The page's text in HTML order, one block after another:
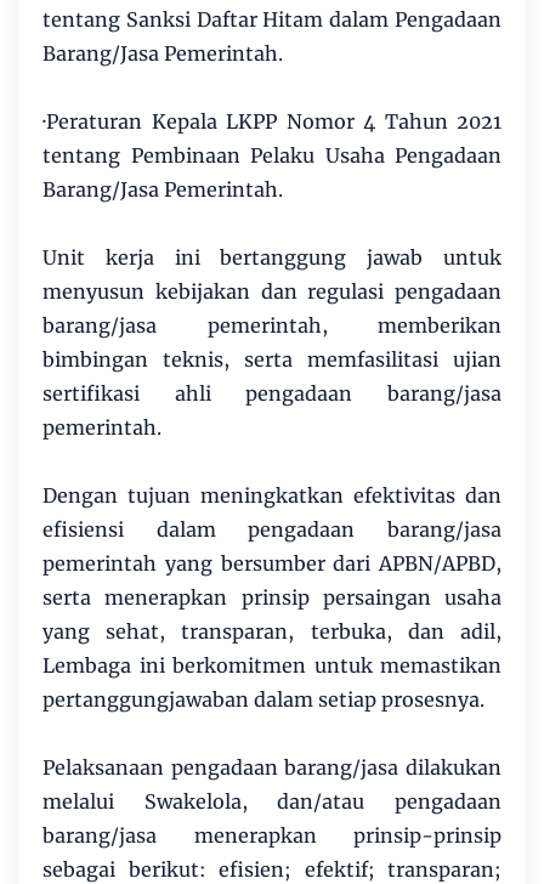
tentang Sanksi Daftar Hitam dalam Pengadaan
Barang/Jasa Pemerintah.
·Peraturan Kepala LKPP Nomor 4 Tahun 2021
tentang Pembinaan Pelaku Usaha Pengadaan
Barang/Jasa Pemerintah.
Unit kerja ini bertanggung jawab untuk
menyusun kebijakan dan regulasi pengadaan
barang/jasa pemerintah, memberikan
bimbingan teknis, serta memfasilitasi ujian
sertifikasi ahli pengadaan barang/jasa
pemerintah.
Dengan tujuan meningkatkan efektivitas dan
efisiensi dalam pengadaan barang/jasa
pemerintah yang bersumber dari APBN/APBD,
serta menerapkan prinsip persaingan usaha
yang sehat, transparan, terbuka, dan adil,
Lembaga ini berkomitmen untuk memastikan
pertanggungjawaban dalam setiap prosesnya.
Pelaksanaan pengadaan barang/jasa dilakukan
melalui Swakelola, dan/atau pengadaan
barang/jasa menerapkan prinsip-prinsip
sebagai berikut: efisien; efektif; transparan;